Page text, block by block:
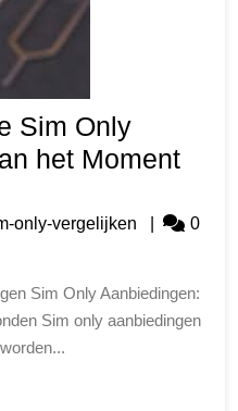
Sim Only
het Moment
only-vergelijken
0
Sim only aanbiedingen